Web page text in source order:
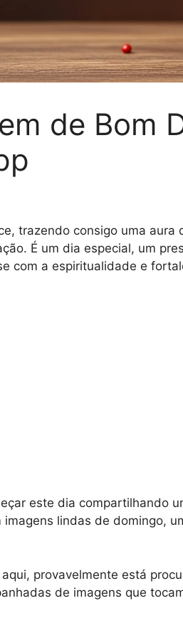
de Bom
trazendo consigo uma aura
É um dia especial, um
com a espiritualidade e
este dia compartilhando
imagens lindas de domingo,
provavelmente está
de imagens que